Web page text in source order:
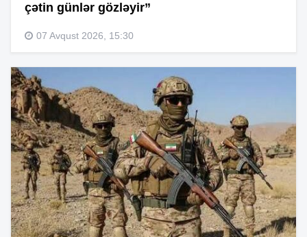
çətin günlər gözləyir”
07 Avqust 2026, 15:30